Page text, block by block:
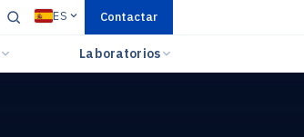
ES Contactar
Laboratorios